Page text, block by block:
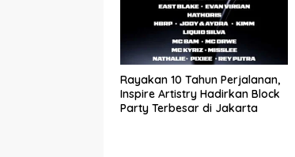
Rayakan 10 Tahun Perjalanan,
Inspire Artistry Hadirkan Block
Party Terbesar di Jakarta